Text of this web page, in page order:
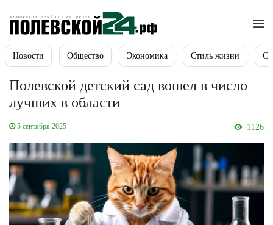
Новости Общество Экономика Стиль жизни
Полевской детский сад вошел в число
лучших в области
5 сентября 2025 1126